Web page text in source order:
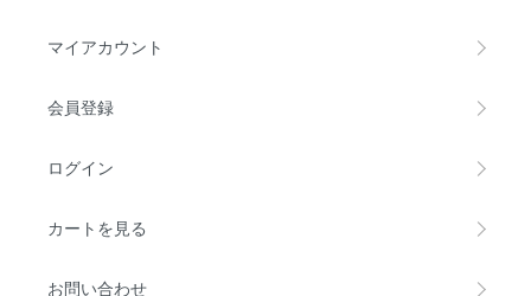
マイアカウント
会員登録
ログイン
カートを見る
お問い合わせ